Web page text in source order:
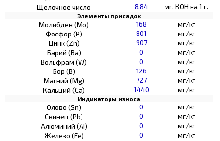
Щелочное число
8,84 мг. КОН на 1 г.
Элементы присадок
Молибден (Мо) 168
мг/кг
Фосфор (Р)
801
мг/кг
Цинк (Zn)
907
мг/кг
Барий (Ва)
0
мг/кг
Вольфрам (W)
0
мг/кг
Бор (В)
126
мг/кг
Магний (Mg)
727
мг/кг
Кальций (Са)
1440 мг/кг
Индикаторы износа
Олово (Sn) 0
мг/кг
Свинец (Pb)
0
мг/кг
Алюминий (AI)
0
мг/кг
Железо (Fe)
0
мг/кг